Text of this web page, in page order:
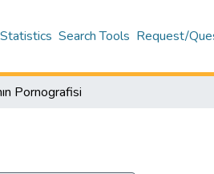
Statistics Search Tools Request/
Pornografisi